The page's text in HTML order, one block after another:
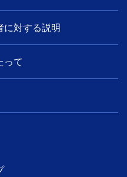
に対する説明
って